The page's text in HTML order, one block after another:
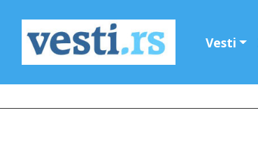
Vesti